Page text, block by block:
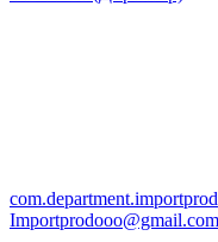
Importprodooo@gmail.com